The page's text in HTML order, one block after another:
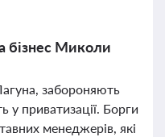
бізнес Миколи
забороняють
у приватизації. Борги
менеджерів, які